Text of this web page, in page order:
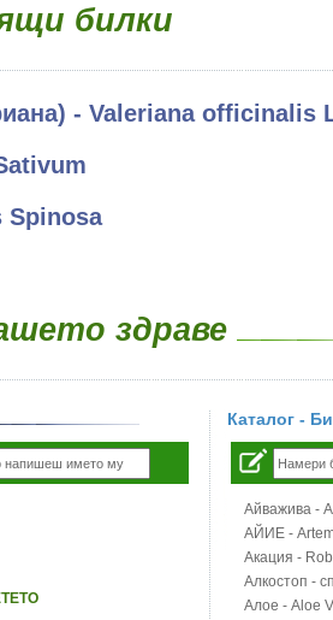
билки
- Valeriana officinalis
Spinosa
здраве
Каталог -
Айважива -
АЙИЕ -
Акация -
Алкостоп -
Алое - Aloe